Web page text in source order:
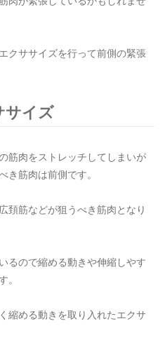
クササイズを行って前側の緊張
サイズ
筋肉をストレッチしてしまいが
き筋肉は前側です。
頚筋などが狙うべき筋肉となり
るので縮める動きや伸縮しやす
。
縮める動きを取り入れたエクサ